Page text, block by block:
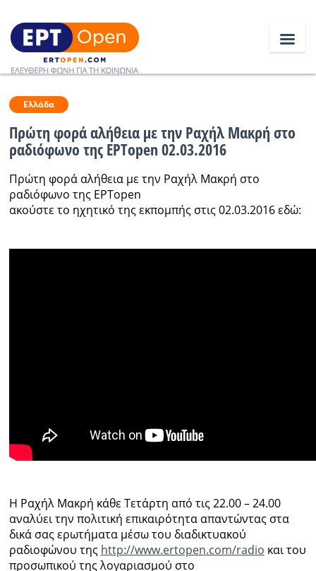
Ειδήσεις
Ελλάδα
Κοινωνία
Πολιτική
Πολιτισμός
Ελλάδα
Πρώτη φορά αλήθεια με την Ραχήλ Μακρή στο
ραδιόφωνο της ΕΡΤopen 02.03.2016
Πρώτη φορά αλήθεια με την Ραχήλ Μακρή στο
ραδιόφωνο της ΕΡΤopen
ακούστε το ηχητικό της εκπομπής στις 02.03.2016 εδώ:
Η Ραχήλ Μακρή κάθε Τετάρτη από τις 22.00 – 24.00
αναλύει την πολιτική επικαιρότητα απαντώντας στα
δικά σας ερωτήματα μέσω του διαδικτυακού
ραδιοφώνου της http://www.ertopen.com/radio και του
προσωπικού της λογαριασμού στο